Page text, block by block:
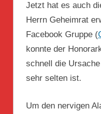
auf
Reisen
Jetzt hat es auch
Herrn Geheimrat
Facebook Gruppe (
konnte der
schnell die
sehr selten ist.
Um den nervigen